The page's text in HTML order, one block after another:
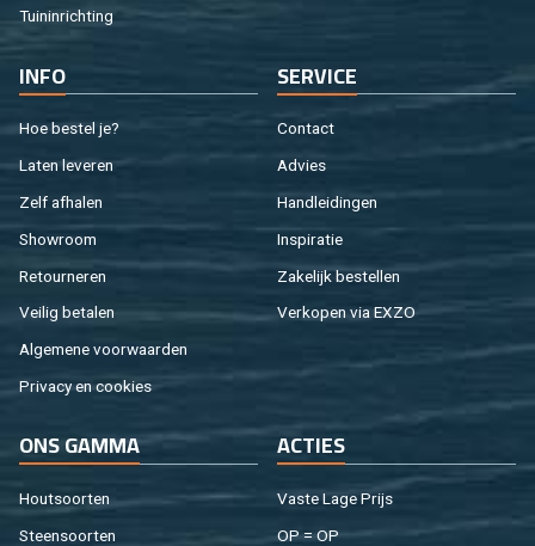
Tuin­in­rich­ting
INFO
Hoe be­stel je?
Laten le­ve­ren
Zelf af­ha­len
Show­room
Re­tour­ne­ren
Vei­lig be­ta­len
Al­ge­me­ne voor­waar­den
Pri­va­cy en coo­kies
SER­VI­CE
Con­tact
Ad­vies
Hand­lei­din­gen
In­spi­ra­tie
Za­ke­lijk be­stel­len
Ver­ko­pen via EXZO
ONS GAMMA
Hout­soor­ten
Steen­soor­ten
AC­TIES
Vaste Lage Prijs
OP = OP